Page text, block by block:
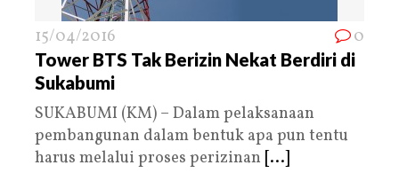
15/04/2016 0
Tower BTS Tak Berizin Nekat Berdiri di
Sukabumi
SUKABUMI (KM) – Dalam pelaksanaan
pembangunan dalam bentuk apa pun tentu
harus melalui proses perizinan [...]